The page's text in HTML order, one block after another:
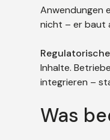
Anwendungen
nicht – er baut
Inhalte.
integrieren –
Was